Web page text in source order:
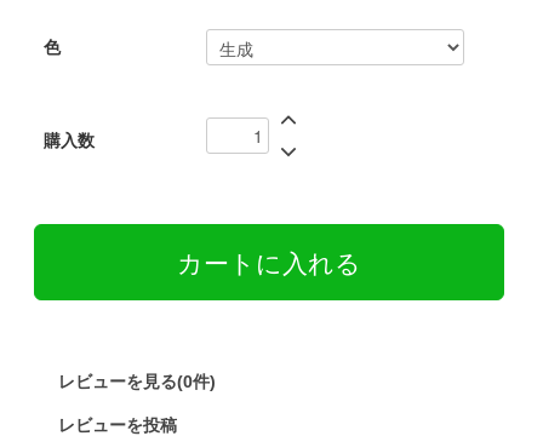
色
購入数
レビューを見る(0件)
レビューを投稿